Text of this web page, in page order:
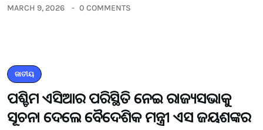
MARCH 9, 2026 0 COMMENTS
ଜାତୀୟ
ପଶ୍ଚିମ ଏସିଆର ପରିସ୍ଥିତି ନେଇ ରାଜ୍ୟସଭାକୁ
ସୂଚନା ଦେଲେ ବୈଦେଶିକ ମନ୍ତ୍ରୀ ଏସ ଜୟଶଙ୍କର